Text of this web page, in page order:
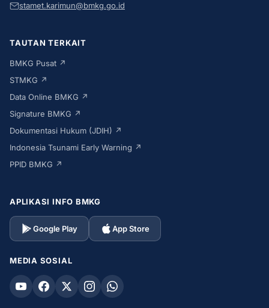
stamet.karimun@bmkg.go.id
TAUTAN TERKAIT
BMKG Pusat ↗
STMKG ↗
Data Online BMKG ↗
Signature BMKG ↗
Dokumentasi Hukum (JDIH) ↗
Indonesia Tsunami Early Warning ↗
PPID BMKG ↗
APLIKASI INFO BMKG
Google Play App Store
MEDIA SOSIAL